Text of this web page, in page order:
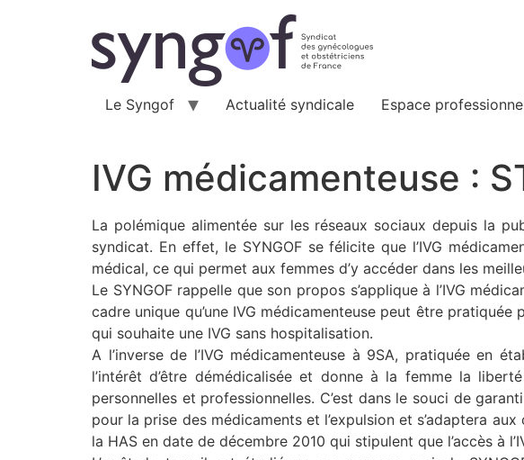
Le Syngof Actualité syndicale Espace
IVG médicamenteuse :
La polémique alimentée sur les réseaux sociaux depuis la
syndicat. En effet, le SYNGOF se félicite que l’IVG
médical, ce qui permet aux femmes d’y accéder dans les
Le SYNGOF rappelle que son propos s’applique à l’IVG
cadre unique qu’une IVG médicamenteuse peut être
qui souhaite une IVG sans hospitalisation.
A l’inverse de l’IVG médicamenteuse à 9SA, pratiquée en
l’intérêt d’être démédicalisée et donne à la femme la
personnelles et professionnelles. C’est dans le souci de
pour la prise des médicaments et l’expulsion et s’adaptera
la HAS en date de décembre 2010 qui stipulent que l’accès à